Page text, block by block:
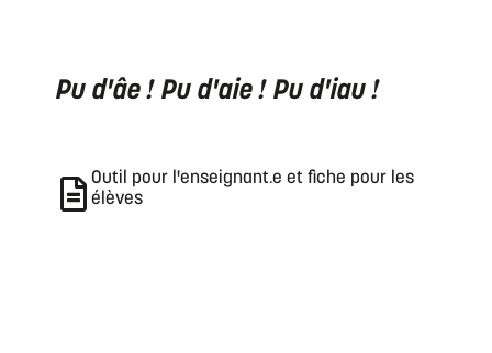
Pu d'âe ! Pu d'aie ! Pu d'iau !
Outil pour l'enseignant.e et fiche pour les
élèves